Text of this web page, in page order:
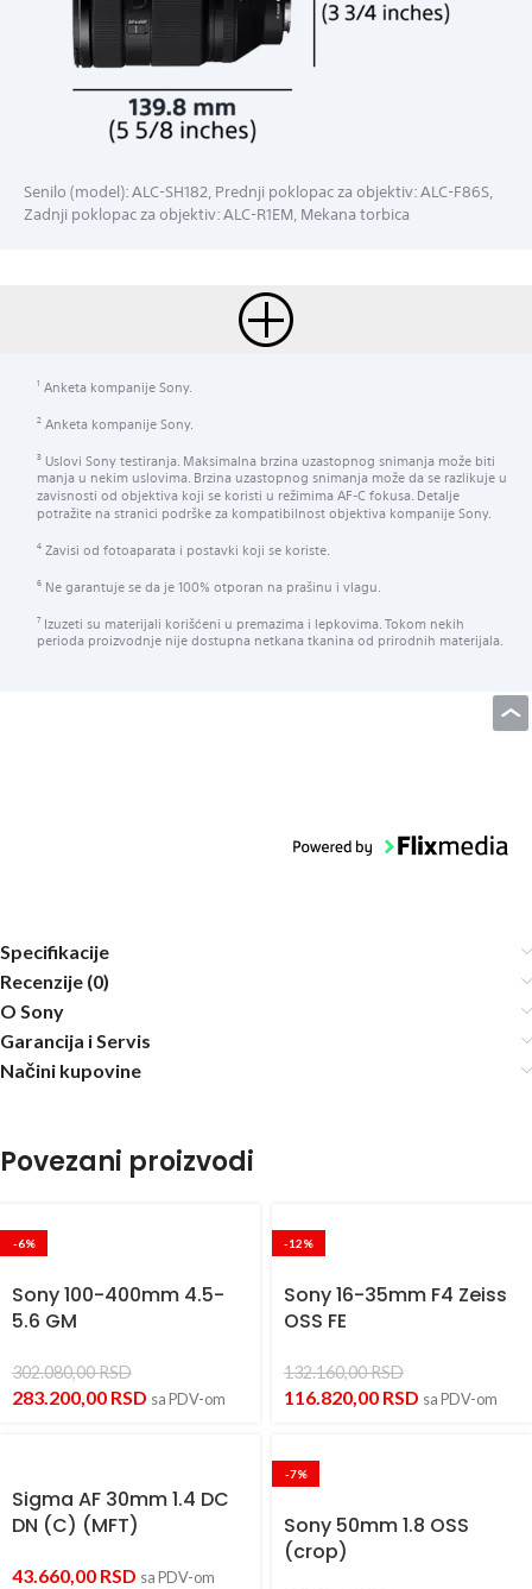
Senilo (model): ALC-SH182, Prednji poklopac za objektiv: ALC-F86S,
Zadnji poklopac za objektiv: ALC-R1EM, Mekana torbica
1 Anketa kompanije Sony.
2 Anketa kompanije Sony.
3 Uslovi Sony testiranja. Maksimalna brzina uzastopnog snimanja može biti
manja u nekim uslovima. Brzina uzastopnog snimanja može da se razlikuje u
zavisnosti od objektiva koji se koristi u režimima AF-C fokusa. Detalje
potražite na stranici podrške za kompatibilnost objektiva kompanije Sony.
4 Zavisi od fotoaparata i postavki koji se koriste.
6 Ne garantuje se da je 100% otporan na prašinu i vlagu.
7Izuzeti su materijali korišćeni u premazima i lepkovima. Tokom nekih
perioda proizvodnje nije dostupna netkana tkanina od prirodnih materijala.
Specifikacije
Recenzije (0)
O Sony
Garancija i Servis
Načini kupovine
Povezani proizvodi
-6%
Sony 100-400mm 4.5-
5.6 GM
302.080,00RSD
283.200,00 RSD sa PDV-om
-12%
Sony 16-35mm F4 Zeiss
OSS FE
132.160,00RSD
116.820,00 RSD sa PDV-om
Sigma AF 30mm 1.4 DC
DN (C) (MFT)
43.660,00 RSD sa PDV-om
-7%
Sony 50mm 1.8 OSS
(crop)